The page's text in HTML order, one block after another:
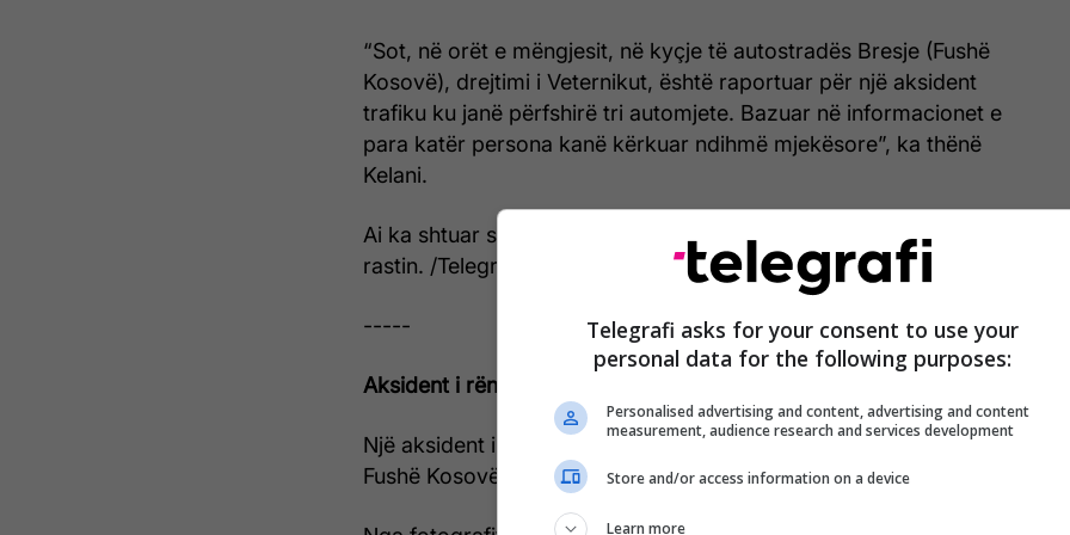
“Sot, në orët e mëngjesit, në kyçje të autostradës Bresje (Fushë
Kosovë), drejtimi i Veternikut, është raportuar për një aksident
trafiku ku janë përfshirë tri automjete. Bazuar në informacionet e
para katër persona kanë kërkuar ndihmë mjekësore”, ka thënë
Kelani.
Ai ka shtuar se njësitet relevante policore janë duke u marrë me
rastin. /Telegrafi/
-----
Aksident i rëndë në magjistralen Prishtinë-Fushë Kosovë
Një aksident i rëndë trafiku ka ndodhur sot në magjistralen Prishtinë-
Fushë Kosovë.
Telegrafi asks for your consent to use your
personal data for the following purposes:
Personalised advertising and content, advertising and content
measurement, audience research and services development
Store and/or access information on a device
Learn more